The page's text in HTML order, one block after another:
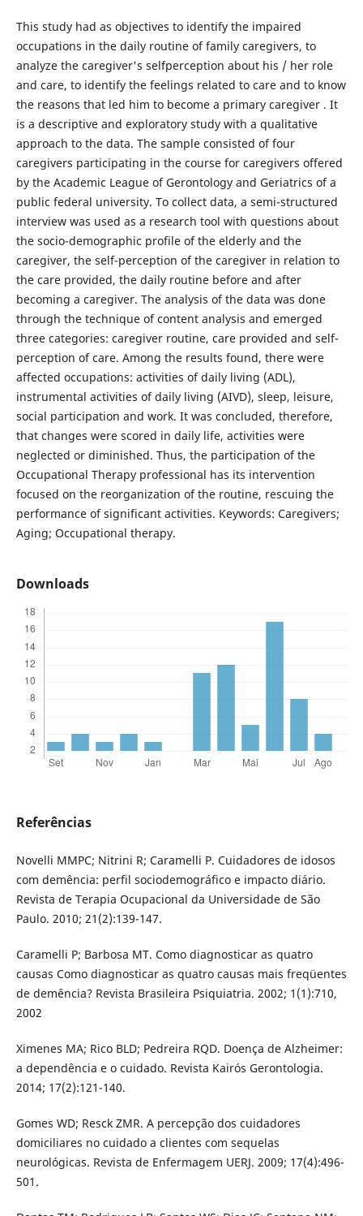
This study had as objectives to identify the impaired
occupations in the daily routine of family caregivers, to
analyze the caregiver's selfperception about his / her role
and care, to identify the feelings related to care and to know
the reasons that led him to become a primary caregiver . It
is a descriptive and exploratory study with a qualitative
approach to the data. The sample consisted of four
caregivers participating in the course for caregivers offered
by the Academic League of Gerontology and Geriatrics of a
public federal university. To collect data, a semi-structured
interview was used as a research tool with questions about
the socio-demographic profile of the elderly and the
caregiver, the self-perception of the caregiver in relation to
the care provided, the daily routine before and after
becoming a caregiver. The analysis of the data was done
through the technique of content analysis and emerged
three categories: caregiver routine, care provided and self-
perception of care. Among the results found, there were
affected occupations: activities of daily living (ADL),
instrumental activities of daily living (AIVD), sleep, leisure,
social participation and work. It was concluded, therefore,
that changes were scored in daily life, activities were
neglected or diminished. Thus, the participation of the
Occupational Therapy professional has its intervention
focused on the reorganization of the routine, rescuing the
performance of significant activities. Keywords: Caregivers;
Aging; Occupational therapy.
Downloads
Referências
Novelli MMPC; Nitrini R; Caramelli P. Cuidadores de idosos
com demência: perfil sociodemográfico e impacto diário.
Revista de Terapia Ocupacional da Universidade de São
Paulo. 2010; 21(2):139-147.
Caramelli P; Barbosa MT. Como diagnosticar as quatro
causas Como diagnosticar as quatro causas mais freqüentes
de demência? Revista Brasileira Psiquiatria. 2002; 1(1):710,
2002
Ximenes MA; Rico BLD; Pedreira RQD. Doença de Alzheimer:
a dependência e o cuidado. Revista Kairós Gerontologia.
2014; 17(2):121-140.
Gomes WD; Resck ZMR. A percepção dos cuidadores
domiciliares no cuidado a clientes com sequelas
neurológicas. Revista de Enfermagem UERJ. 2009; 17(4):496-
501.